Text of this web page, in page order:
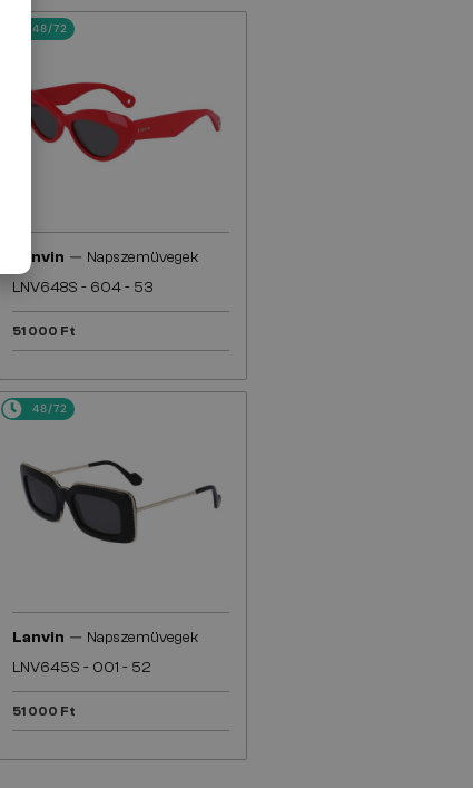
48/72
Lanvin — Napszemüvegek
LNV648S - 604 - 53
51 000 Ft
48/72
Lanvin — Napszemüvegek
LNV645S - 001 - 52
51 000 Ft